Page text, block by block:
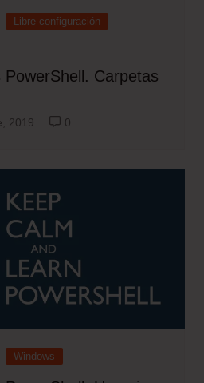
Libre configuración
PowerShell. Carpetas
2019 0
Windows